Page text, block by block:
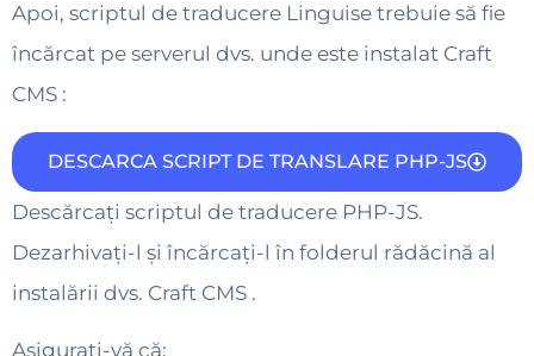
Apoi, scriptul de traducere Linguise trebuie să fie
încărcat pe serverul dvs. unde este instalat Craft
CMS :
DESCARCA SCRIPT DE TRANSLARE PHP-JS
Descărcați scriptul de traducere PHP-JS.
Dezarhivați-l și încărcați-l în folderul rădăcină al
instalării dvs. Craft CMS .
Asigurați-vă că: